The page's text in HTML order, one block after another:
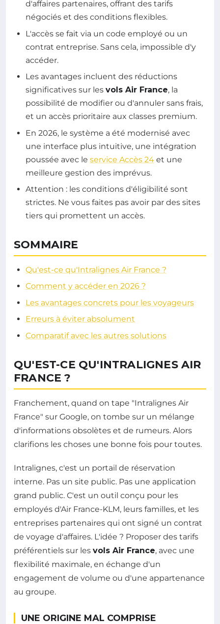
d'affaires partenaires, offrant des tarifs
négociés et des conditions flexibles.
L'accès se fait via un code employé ou un
contrat entreprise. Sans cela, impossible d'y
accéder.
Les avantages incluent des réductions
significatives sur les vols Air France, la
possibilité de modifier ou d'annuler sans frais,
et un accès prioritaire aux classes premium.
En 2026, le système a été modernisé avec
une interface plus intuitive, une intégration
poussée avec le service Accès 24 et une
meilleure gestion des imprévus.
Attention : les conditions d'éligibilité sont
strictes. Ne vous faites pas avoir par des sites
tiers qui promettent un accès.
SOMMAIRE
Qu'est-ce qu'Intralignes Air France ?
Comment y accéder en 2026 ?
Les avantages concrets pour les voyageurs
Erreurs à éviter absolument
Comparatif avec les autres solutions
QU'EST-CE QU'INTRALIGNES AIR
FRANCE ?
Franchement, quand on tape "Intralignes Air
France" sur Google, on tombe sur un mélange
d'informations obsolètes et de rumeurs. Alors
clarifions les choses une bonne fois pour toutes.
Intralignes, c'est un portail de réservation
interne. Pas un site public. Pas une application
grand public. C'est un outil conçu pour les
employés d'Air France-KLM, leurs familles, et les
entreprises partenaires qui ont signé un contrat
de voyage d'affaires. L'idée ? Proposer des tarifs
préférentiels sur les vols Air France, avec une
flexibilité maximale, en échange d'un
engagement de volume ou d'une appartenance
au groupe.
UNE ORIGINE MAL COMPRISE